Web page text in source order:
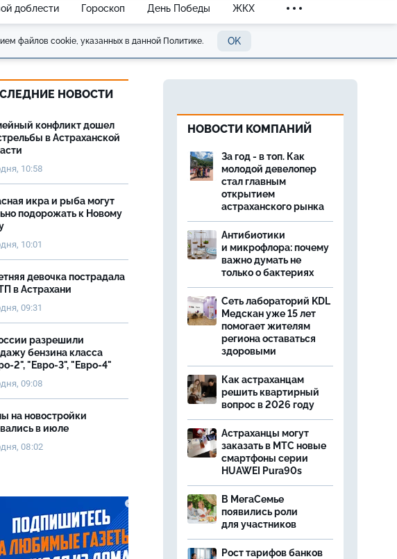
доблести Гороскоп День Победы ЖКХ
файлов cookie, указанных в данной Политике. OK
НОВОСТИ
конфликт дошел
в Астраханской
10:58
икра и рыба могут
подорожать к Новому
10:01
девочка пострадала
в Астрахани
09:31
разрешили
бензина класса
2", "Евро-3", "Евро-4"
09:08
на новостройки
в июле
08:02
НОВОСТИ КОМПАНИЙ
За год - в топ. Как
молодой девелопер
стал главным
открытием
астраханского рынка
Антибиотики
и микрофлора: почему
важно думать не
только о бактериях
Сеть лабораторий KDL
Медскан уже 15 лет
помогает жителям
региона оставаться
здоровыми
Как астраханцам
решить квартирный
вопрос в 2026 году
Астраханцы могут
заказать в МТС новые
смартфоны серии
HUAWEI Pura90s
В МегаСемье
появились роли
для участников
Рост тарифов банков